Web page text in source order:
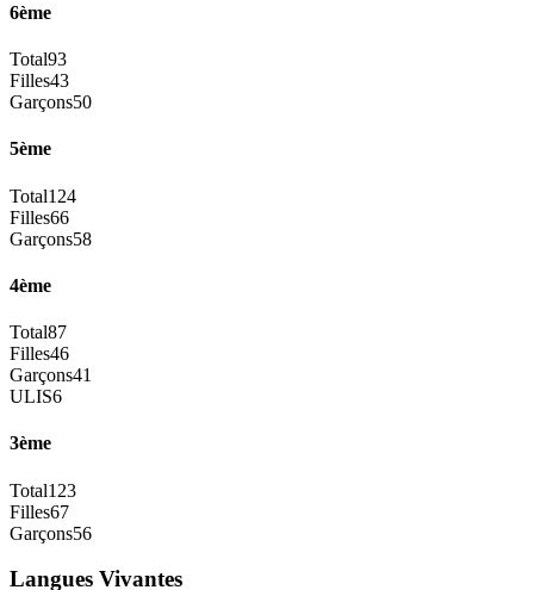
6ème
Total93
Filles43
Garçons50
5ème
Total124
Filles66
Garçons58
4ème
Total87
Filles46
Garçons41
ULIS6
3ème
Total123
Filles67
Garçons56
Langues Vivantes